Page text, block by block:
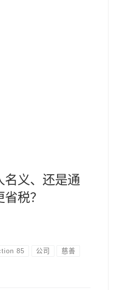
名义、还是通
税？
85 公司 慈善